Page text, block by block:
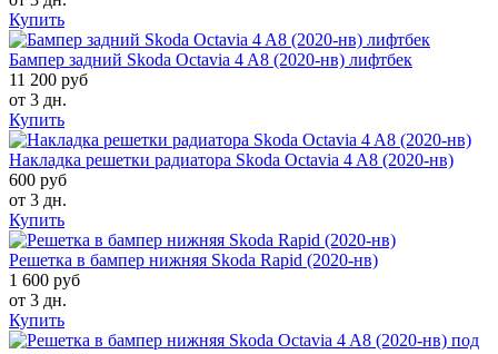
Купить
Бампер задний Skoda Octavia 4 A8 (2020-нв) лифтбек
11 200 руб
от 3 дн.
Купить
Накладка решетки радиатора Skoda Octavia 4 A8 (2020-нв)
600 руб
от 3 дн.
Купить
Решетка в бампер нижняя Skoda Rapid (2020-нв)
1 600 руб
от 3 дн.
Купить